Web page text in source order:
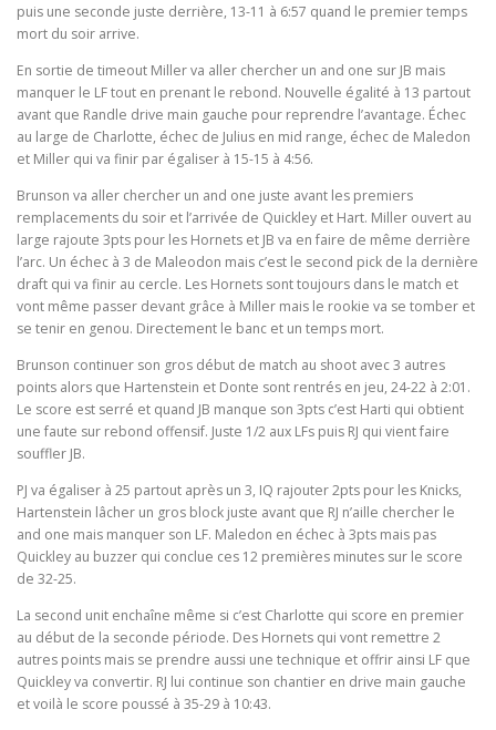
puis une seconde juste derrière, 13-11 à 6:57 quand le premier temps
mort du soir arrive.
En sortie de timeout Miller va aller chercher un and one sur JB mais
manquer le LF tout en prenant le rebond. Nouvelle égalité à 13 partout
avant que Randle drive main gauche pour reprendre l’avantage. Échec
au large de Charlotte, échec de Julius en mid range, échec de Maledon
et Miller qui va finir par égaliser à 15-15 à 4:56.
Brunson va aller chercher un and one juste avant les premiers
remplacements du soir et l’arrivée de Quickley et Hart. Miller ouvert au
large rajoute 3pts pour les Hornets et JB va en faire de même derrière
l’arc. Un échec à 3 de Maleodon mais c’est le second pick de la dernière
draft qui va finir au cercle. Les Hornets sont toujours dans le match et
vont même passer devant grâce à Miller mais le rookie va se tomber et
se tenir en genou. Directement le banc et un temps mort.
Brunson continuer son gros début de match au shoot avec 3 autres
points alors que Hartenstein et Donte sont rentrés en jeu, 24-22 à 2:01.
Le score est serré et quand JB manque son 3pts c’est Harti qui obtient
une faute sur rebond offensif. Juste 1/2 aux LFs puis RJ qui vient faire
souffler JB.
PJ va égaliser à 25 partout après un 3, IQ rajouter 2pts pour les Knicks,
Hartenstein lâcher un gros block juste avant que RJ n’aille chercher le
and one mais manquer son LF. Maledon en échec à 3pts mais pas
Quickley au buzzer qui conclue ces 12 premières minutes sur le score
de 32-25.
La second unit enchaîne même si c’est Charlotte qui score en premier
au début de la seconde période. Des Hornets qui vont remettre 2
autres points mais se prendre aussi une technique et offrir ainsi LF que
Quickley va convertir. RJ lui continue son chantier en drive main gauche
et voilà le score poussé à 35-29 à 10:43.